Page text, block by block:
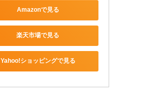
Amazonで見る
楽天市場で見る
Yahoo!ショッピングで見る